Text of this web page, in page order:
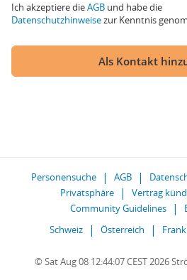
Ich akzeptiere dieAGB und habe die
Datenschutzhinweisezur Kenntnis
Als Kontakt
Personensuche AGB
Privatsphäre
Vertrag
Community Guidelines
Schweiz
Österreich
© Sat Aug 08 12:44:07 CEST 2026